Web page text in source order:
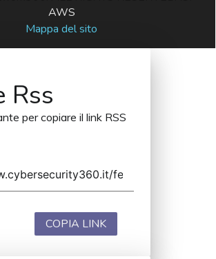
AWS
Mappa del sito
Rss
per copiare il link RSS
COPIA LINK